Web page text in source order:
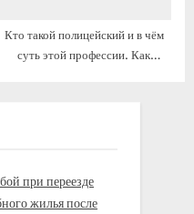
Кто такой полицейский и в чём
суть этой профессии. Как
при переезде
жилья после